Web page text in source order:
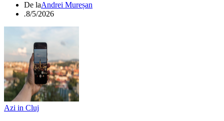
De laAndrei Mureșan
.8/5/2026
Azi in Cluj